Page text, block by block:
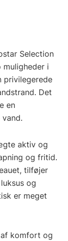
Selection
muligheder i
privilegerede
Det
en
aktiv og
og fritid.
tilføjer
og
er meget
komfort og